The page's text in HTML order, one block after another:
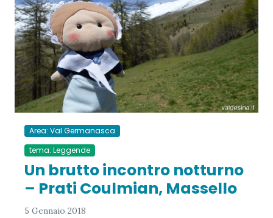
Area: Val Germanasca
tema: Leggende
Un brutto incontro notturno
– Prati Coulmian, Massello
5 Gennaio 2018